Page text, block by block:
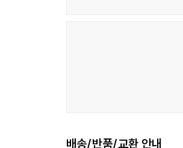
배송/반품/교환 안내